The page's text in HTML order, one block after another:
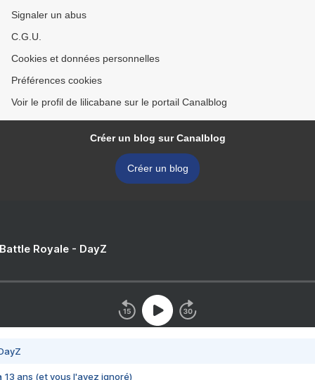
Signaler un abus
C.G.U.
Cookies et données personnelles
Préférences cookies
Voir le profil de lilicabane sur le portail Canalblog
Créer un blog sur Canalblog
Créer un blog
Royale - DayZ
13 ans (et vous l'avez ignoré)